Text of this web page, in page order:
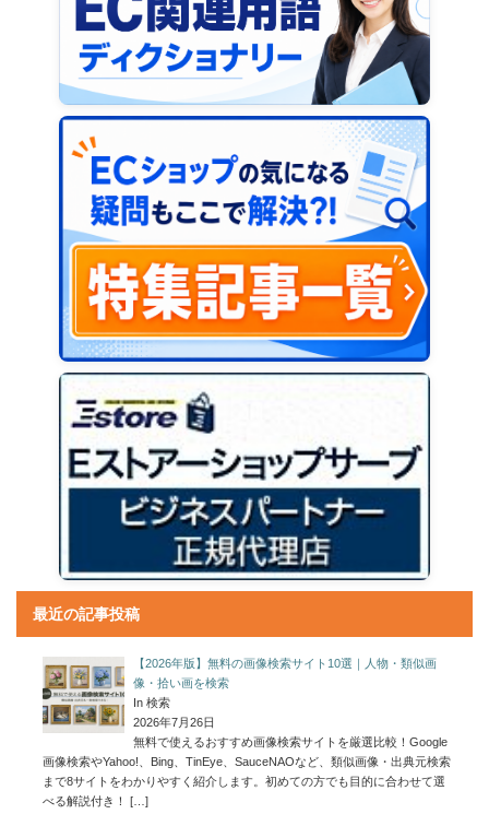
最近の記事投稿
【2026年版】無料の画像検索サイト10選｜人物・類似画
像・拾い画を検索
In 検索
2026年7月26日
無料で使えるおすすめ画像検索サイトを厳選比較！Google
画像検索やYahoo!、Bing、TinEye、SauceNAOなど、類似画像・出典元検索
まで8サイトをわかりやすく紹介します。初めての方でも目的に合わせて選
べる解説付き！
[…]